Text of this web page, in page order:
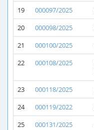
19
000097/2025
20
000098/2025
21
000100/2025
22
000108/2025
23
000118/2025
24
000119/2022
25
000131/2025